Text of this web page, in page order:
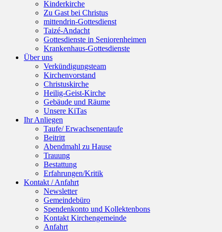
Kinderkirche
Zu Gast bei Christus
mittendrin-Gottesdienst
Taizé-Andacht
Gottesdienste in Seniorenheimen
Krankenhaus-Gottesdienste
Über uns
Verkündigungsteam
Kirchenvorstand
Christuskirche
Heilig-Geist-Kirche
Gebäude und Räume
Unsere KiTas
Ihr Anliegen
Taufe/ Erwachsenentaufe
Beitritt
Abendmahl zu Hause
Trauung
Bestattung
Erfahrungen/Kritik
Kontakt / Anfahrt
Newsletter
Gemeindebüro
Spendenkonto und Kollektenbons
Kontakt Kirchengemeinde
Anfahrt